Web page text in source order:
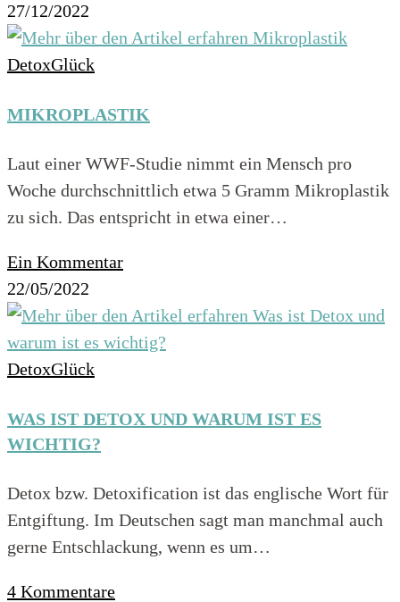
27/12/2022
DetoxGlück
MIKROPLASTIK
Laut einer WWF-Studie nimmt ein Mensch pro
Woche durchschnittlich etwa 5 Gramm Mikroplastik
zu sich. Das entspricht in etwa einer…
Ein Kommentar
22/05/2022
DetoxGlück
WAS IST DETOX UND WARUM IST ES
WICHTIG?
Detox bzw. Detoxification ist das englische Wort für
Entgiftung. Im Deutschen sagt man manchmal auch
gerne Entschlackung, wenn es um…
4 Kommentare